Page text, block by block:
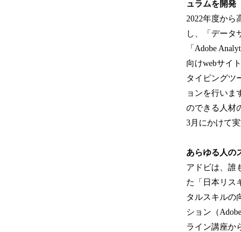
ュラムを開発
2022年度から
し、「データ
「Adobe
向けwebサイ
タイピングツ
ョンを行いま
のできる人材
3月にかけて
あらゆる人の
アドビは、誰
た「日本リス
タルスキルの
ション（
ライン講座か